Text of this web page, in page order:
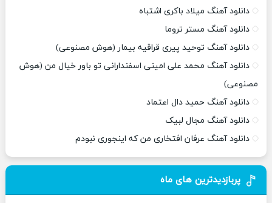
دانلود آهنگ میلاد باکری اشتباه
دانلود آهنگ مستر تروما
دانلود آهنگ توحید پیری قراقیه بیمار (هوش مصنوعی)
دانلود آهنگ محمد علی امینی اسفندارانی تو باور خیال من (هوش
مصنوعی)
دانلود آهنگ حمید دال اعتماد
دانلود آهنگ مجال لبیک
دانلود آهنگ عرفان افتخاری من که اینجوری نبودم
پربازدیدترین های ماه